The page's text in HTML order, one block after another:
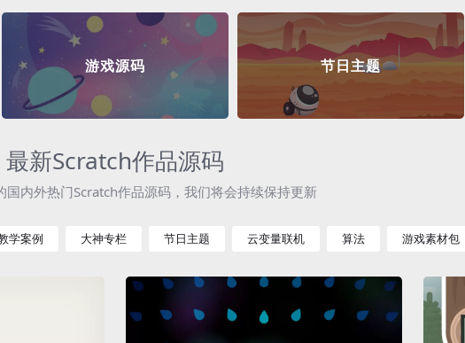
游戏源码 节日主题
最新Scratch作品源码
国内外热门Scratch作品源码，我们将会持续保持更新
学案例 大神专栏 节日主题 云变量联机 算法 游戏素材包